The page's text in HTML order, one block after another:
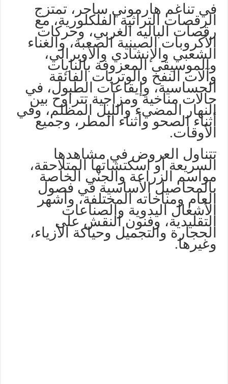
في تناغم هارموني ساحر، تمتزج
الرقصات التراثية الفلكلورية، مع
رقصات الباليه الغربي، وحركات
الأكروبات الصينية الصعبة، والغناء
الشعبي والإنشادي والأوبرالي،
والموسيقى المعزوفة بالنايات
وآلات النفخ والوتريات الفائقة
الحساسية، وإيقاعات الطبول، في
حالات مناخية ومزاجية تتراوح بين
النهار المضيء والليل المظلم، وفي
أثناء الصحو وأثناء المطر، وجميع
الأوقات.
تتناول العروض في مشاهدها
السريعة أو اسكتشاتها المتلاحقة،
مواسم الزراعة والجني الخاصة
بالمحاصيل الأساسية في فصول
العام ومناخاته المختلفة، وأشهر
الأشغال اليدوية والصناعات
التقليدية، وفنون النقش على
الحجارة والتجميل وحياكة الأزياء،
وغيرها.